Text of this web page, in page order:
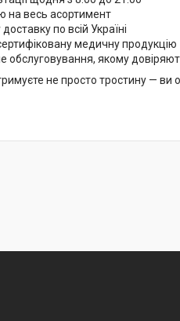
на весь асортимент
по всій Україні
медичну продукцію
обслуговування, якому
не просто тростину — ви